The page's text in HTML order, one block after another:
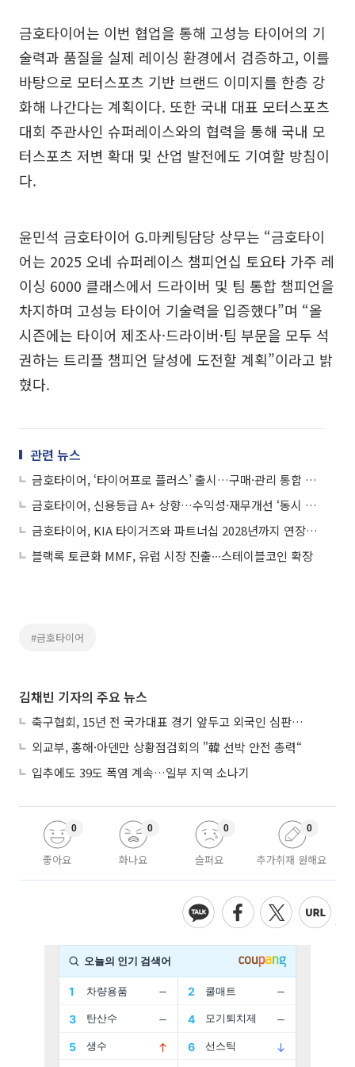
금호타이어는 이번 협업을 통해 고성능 타이어의 기
술력과 품질을 실제 레이싱 환경에서 검증하고, 이를
바탕으로 모터스포츠 기반 브랜드 이미지를 한층 강
화해 나간다는 계획이다. 또한 국내 대표 모터스포츠
대회 주관사인 슈퍼레이스와의 협력을 통해 국내 모
터스포츠 저변 확대 및 산업 발전에도 기여할 방침이
다.
윤민석 금호타이어 G.마케팅담당 상무는 “금호타이
어는 2025 오네 슈퍼레이스 챔피언십 토요타 가주 레
이싱 6000 클래스에서 드라이버 및 팀 통합 챔피언을
차지하며 고성능 타이어 기술력을 입증했다”며 “올
시즌에는 타이어 제조사·드라이버·팀 부문을 모두 석
권하는 트리플 챔피언 달성에 도전할 계획”이라고 밝
혔다.
관련 뉴스
금호타이어, ‘타이어프로 플러스’ 출시…구매·관리 통합 플랫폼 전환
금호타이어, 신용등급 A+ 상향…수익성·재무개선 ‘동시 인정’
금호타이어, KIA 타이거즈와 파트너십 2028년까지 연장…유니폼 광고 확대
블랙록 토큰화 MMF, 유럽 시장 진출∙∙∙스테이블코인 확장
#금호타이어
김채빈 기자의 주요 뉴스
축구협회, 15년 전 국가대표 경기 앞두고 외국인 심판에 ‘성접대’
외교부, 홍해·아덴만 상황점검회의 "韓 선박 안전 총력“
입추에도 39도 폭염 계속…일부 지역 소나기
좋아요
0
화나요
0
슬퍼요
0
추가취재 원해요
0